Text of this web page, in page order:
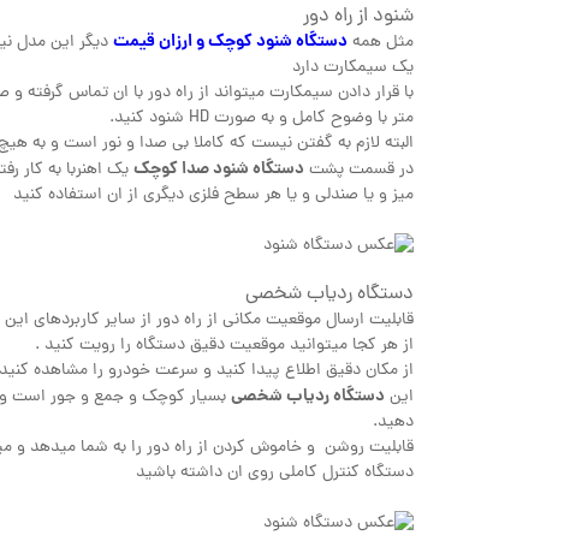
شنود از راه دور
مثل همهدستگاه شنود کوچک و ارزان قیمتدیگر این مدل
یک سیمکارت دارد
متر با وضوح کامل و به صورت HD شنود کنید.
البته لازم به گفتن نیست که کاملا بی صدا و نور است و به
در قسمت پشت دستگاه شنود صدا کوچکیک اهنربا به کار
میز و یا صندلی و یا هر سطح فلزی دیگری از ان استفاده کنید
دستگاه ردیاب شخصی
قابلیت ارسال موقعیت مکانی از راه دور از سایر کاربردهای این
از هر کجا میتوانید موقعیت دقیق دستگاه را رویت کنید .
از مکان دقیق اطلاع پیدا کنید و سرعت خودرو را مشاهده
این دستگاه ردیاب شخصیبسیار کوچک و جمع و جور است و
دهید.
قابلیت روشن و خاموش کردن از راه دور را به شما میدهد و
دستگاه کنترل کاملی روی ان داشته باشید